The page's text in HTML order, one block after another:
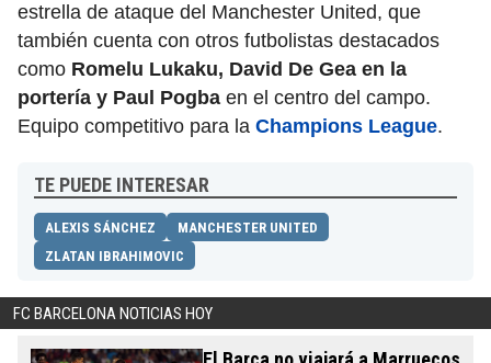
estrella de ataque del Manchester United, que
también cuenta con otros futbolistas destacados
como Romelu Lukaku, David De Gea en la
portería y Paul Pogba en el centro del campo.
Equipo competitivo para la Champions League.
TE PUEDE INTERESAR
ALEXIS SÁNCHEZ
MANCHESTER UNITED
ZLATAN IBRAHIMOVIC
FC BARCELONA NOTICIAS HOY